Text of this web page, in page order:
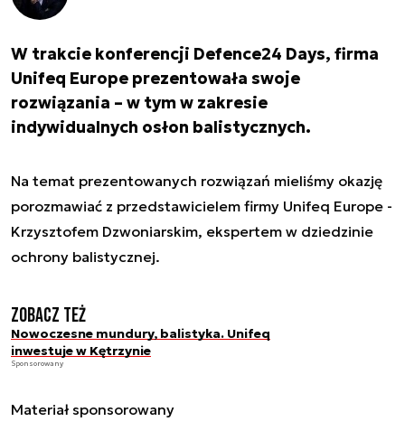
W trakcie konferencji Defence24 Days, firma
Unifeq Europe prezentowała swoje
rozwiązania – w tym w zakresie
indywidualnych osłon balistycznych.
Na temat prezentowanych rozwiązań mieliśmy okazję
porozmawiać z przedstawicielem firmy Unifeq Europe -
Krzysztofem Dzwoniarskim, ekspertem w dziedzinie
ochrony balistycznej.
Zobacz też
Nowoczesne mundury, balistyka. Unifeq
inwestuje w Kętrzynie
Sponsorowany
Materiał sponsorowany